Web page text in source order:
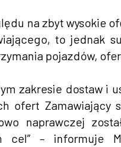
na zbyt wysokie
to jednak
pojazdów,
zakresie dostaw i
ofert Zamawiający
naprawczej
cel” – informuje